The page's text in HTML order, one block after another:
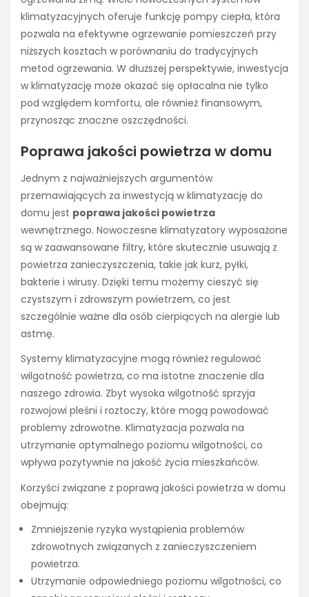
klimatyzacyjnych oferuje funkcję pompy ciepła, która
pozwala na efektywne ogrzewanie pomieszczeń przy
niższych kosztach w porównaniu do tradycyjnych
metod ogrzewania. W dłuższej perspektywie, inwestycja
w klimatyzację może okazać się opłacalna nie tylko
pod względem komfortu, ale również finansowym,
przynosząc znaczne oszczędności.
Poprawa jakości powietrza w domu
Jednym z najważniejszych argumentów
przemawiających za inwestycją w klimatyzację do
domu jest poprawa jakości powietrza
wewnętrznego. Nowoczesne klimatyzatory wyposażone
są w zaawansowane filtry, które skutecznie usuwają z
powietrza zanieczyszczenia, takie jak kurz, pyłki,
bakterie i wirusy. Dzięki temu możemy cieszyć się
czystszym i zdrowszym powietrzem, co jest
szczególnie ważne dla osób cierpiących na alergie lub
astmę.
Systemy klimatyzacyjne mogą również regulować
wilgotność powietrza, co ma istotne znaczenie dla
naszego zdrowia. Zbyt wysoka wilgotność sprzyja
rozwojowi pleśni i roztoczy, które mogą powodować
problemy zdrowotne. Klimatyzacja pozwala na
utrzymanie optymalnego poziomu wilgotności, co
wpływa pozytywnie na jakość życia mieszkańców.
Korzyści związane z poprawą jakości powietrza w domu
obejmują:
Zmniejszenie ryzyka wystąpienia problemów
zdrowotnych związanych z zanieczyszczeniem
powietrza.
Utrzymanie odpowiedniego poziomu wilgotności, co